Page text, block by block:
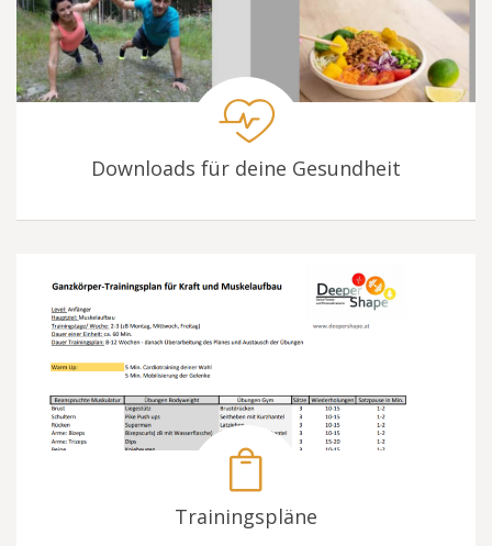
Downloads für deine Gesundheit
Trainingspläne